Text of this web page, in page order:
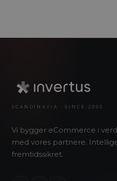
SCANDINAVIA · SINCE 2005
Vi bygger eCommerce i
med vores partnere.
fremtidssikret.